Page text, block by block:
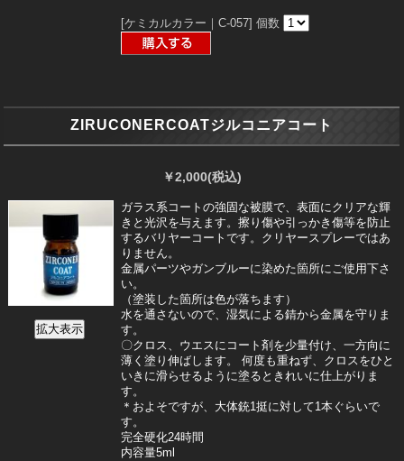
[ケミカルカラー｜C-057] 個数
ZIRUCONERCOATジルコニアコート
￥2,000(税込)
ガラス系コートの強固な被膜で、表面にクリアな輝
きと光沢を与えます。擦り傷や引っかき傷等を防止
するバリヤーコートです。クリヤースプレーではあ
りません。
金属パーツやガンブルーに染めた箇所にご使用下さ
い。
（塗装した箇所は色が落ちます）
水を通さないので、湿気による錆から金属を守りま
す。
〇クロス、ウエスにコート剤を少量付け、一方向に
薄く塗り伸ばします。 何度も重ねず、クロスをひと
いきに滑らせるように塗るときれいに仕上がりま
す。
＊およそですが、大体銃1挺に対して1本ぐらいで
す。
完全硬化24時間
内容量5ml